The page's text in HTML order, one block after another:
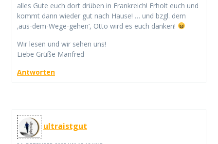
alles Gute euch dort drüben in Frankreich! Erholt euch und
kommt dann wieder gut nach Hause! … und bzgl. dem
‚aus-dem-Wege-gehen‘, Otto wird es euch danken!
Wir lesen und wir sehen uns!
Liebe Grüße Manfred
Antworten
ultraistgut